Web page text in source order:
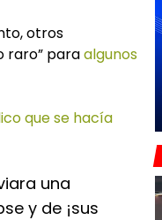
otros
raro” paraalgunos
que se hacía
una
y de ¡sus